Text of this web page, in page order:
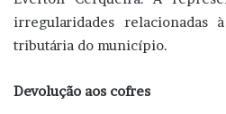
irregularidades relacionadas
tributária do município.
Devolução aos cofres